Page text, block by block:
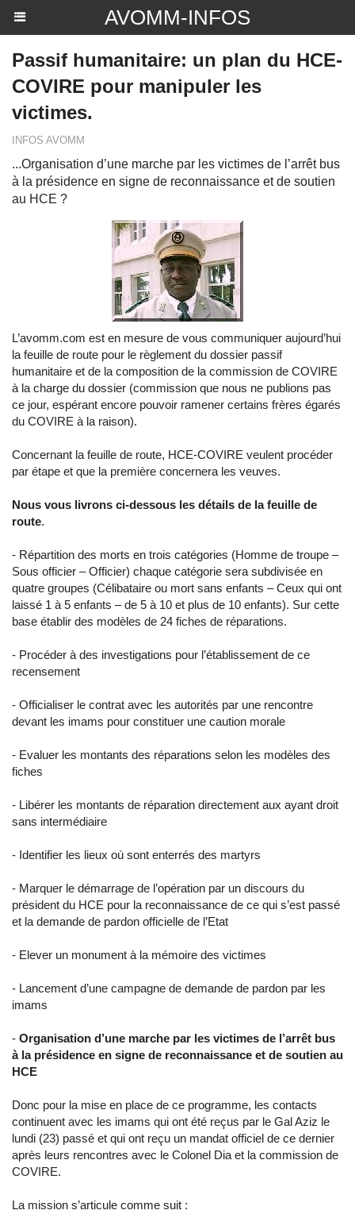
AVOMM-INFOS
Passif humanitaire: un plan du HCE-
COVIRE pour manipuler les
victimes.
INFOS AVOMM
...Organisation d’une marche par les victimes de l’arrêt bus
à la présidence en signe de reconnaissance et de soutien
au HCE ?
L’avomm.com est en mesure de vous communiquer aujourd’hui
la feuille de route pour le règlement du dossier passif
humanitaire et de la composition de la commission de COVIRE
à la charge du dossier (commission que nous ne publions pas
ce jour, espérant encore pouvoir ramener certains frères égarés
du COVIRE à la raison).
Concernant la feuille de route, HCE-COVIRE veulent procéder
par étape et que la première concernera les veuves.
Nous vous livrons ci-dessous les détails de la feuille de
route.
- Répartition des morts en trois catégories (Homme de troupe –
Sous officier – Officier) chaque catégorie sera subdivisée en
quatre groupes (Célibataire ou mort sans enfants – Ceux qui ont
laissé 1 à 5 enfants – de 5 à 10 et plus de 10 enfants). Sur cette
base établir des modèles de 24 fiches de réparations.
- Procéder à des investigations pour l’établissement de ce
recensement
- Officialiser le contrat avec les autorités par une rencontre
devant les imams pour constituer une caution morale
- Evaluer les montants des réparations selon les modèles des
fiches
- Libérer les montants de réparation directement aux ayant droit
sans intermédiaire
- Identifier les lieux où sont enterrés des martyrs
- Marquer le démarrage de l’opération par un discours du
président du HCE pour la reconnaissance de ce qui s’est passé
et la demande de pardon officielle de l’Etat
- Elever un monument à la mémoire des victimes
- Lancement d’une campagne de demande de pardon par les
imams
- Organisation d’une marche par les victimes de l’arrêt bus
à la présidence en signe de reconnaissance et de soutien au
HCE
Donc pour la mise en place de ce programme, les contacts
continuent avec les imams qui ont été reçus par le Gal Aziz le
lundi (23) passé et qui ont reçu un mandat officiel de ce dernier
après leurs rencontres avec le Colonel Dia et la commission de
COVIRE.
La mission s’articule comme suit :